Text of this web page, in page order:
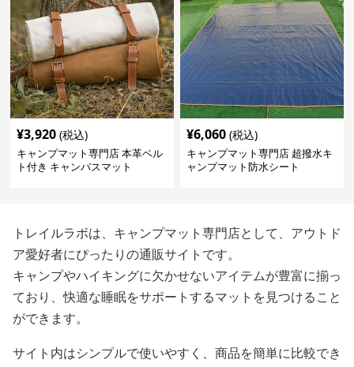
¥3,920 (税込)
キャンプマット専門店 本革ベル
ト付き キャンバスマット
¥6,060 (税込)
キャンプマット専門店 超撥水キ
ャンプマット防水シート
トレイルラボは、キャンプマット専門店として、アウトド
ア愛好者にぴったりの通販サイトです。
キャンプやハイキングに欠かせないアイテムが豊富に揃っ
ており、快適な睡眠をサポートするマットを見つけること
ができます。
サイト内はシンプルで使いやすく、商品を簡単に比較でき